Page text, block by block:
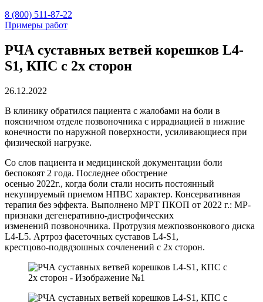
8 (800) 511-87-22
Примеры работ
РЧА суставных ветвей корешков L4-
S1, КПС с 2х сторон
26.12.2022
В клинику обратился пациента с жалобами на боли в
поясничном отделе позвоночника с иррадиацией в нижние
конечности по наружной поверхности, усиливающиеся при
физической нагрузке.
Со слов пациента и медицинской документации боли
беспокоят 2 года. Последнее обострение
осенью 2022г., когда боли стали носить постоянный
некупируемый приемом НПВС характер. Консервативная
терапия без эффекта. Выполнено МРТ ПКОП от 2022 г.: МР-
признаки дегенеративно-дистрофических
изменений позвоночника. Протрузия межпозвонкового диска
L4-L5. Артроз фасеточных суставов L4-S1,
крестцово-подвдзошных сочленений с 2х сторон.